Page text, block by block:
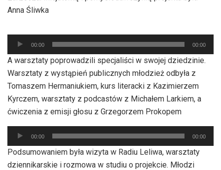
Anna Śliwka
plików
dźwiękowych
00:00 00:00
A warsztaty poprowadzili specjaliści w swojej dziedzinie.
Warsztaty z wystąpień publicznych młodzież odbyła z
Tomaszem Hermaniukiem, kurs literacki z Kazimierzem
Kyrczem, warsztaty z podcastów z Michałem Larkiem, a
ćwiczenia z emisji głosu z Grzegorzem Prokopem
Odtwarzacz
plików
dźwiękowych
00:00 00:00
Podsumowaniem była wizyta w Radiu Leliwa, warsztaty
dziennikarskie i rozmowa w studiu o projekcie. Młodzi